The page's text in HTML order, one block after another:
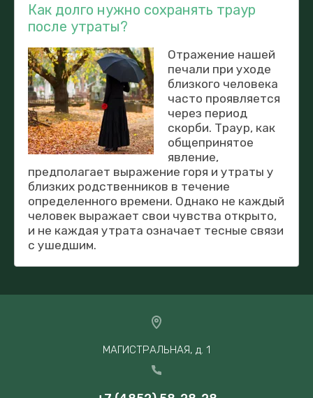
Как долго нужно сохранять траур
после утраты?
Отражение нашей
печали при уходе
близкого человека
часто проявляется
через период
скорби. Траур, как
общепринятое
явление,
предполагает выражение горя и утраты у
близких родственников в течение
определенного времени. Однако не каждый
человек выражает свои чувства открыто,
и не каждая утрата означает тесные связи
с ушедшим.
МАГИСТРАЛЬНАЯ, д. 1